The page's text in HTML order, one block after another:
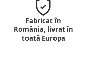
Fabricat în
România, livrat în
toată Europa